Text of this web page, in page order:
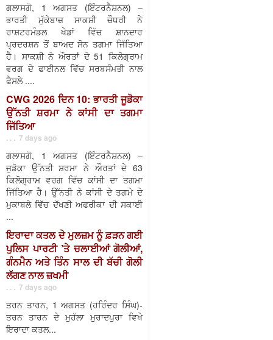
ਗਲਾਸਗੋ, 1 ਅਗਸਤ (ਇੰਟਰਨੈਸ਼ਨਲ) –
ਭਾਰਤੀ ਮੁੱਕੇਬਾਜ਼ ਸਾਕਸ਼ੀ ਚੌਧਰੀ ਨੇ
ਰਾਸ਼ਟਰਮੰਡਲ ਖੇਡਾਂ ਵਿੱਚ ਸ਼ਾਨਦਾਰ
ਪ੍ਰਦਰਸ਼ਨ ਤੋਂ ਬਾਅਦ ਸੋਨ ਤਗਮਾ ਜਿੱਤਿਆ
ਹੈ। ਸਾਕਸ਼ੀ ਨੇ ਔਰਤਾਂ ਦੇ 51 ਕਿਲੋਗ੍ਰਾਮ
ਵਰਗ ਦੇ ਫਾਈਨਲ ਵਿੱਚ ਸਰਬਸੰਮਤੀ ਨਾਲ
ਫੈਸਲੇ ....
CWG 2026 ਦਿਨ 10: ਭਾਰਤੀ ਜੂਡੋਕਾ
ਉੱਨਤੀ ਸ਼ਰਮਾ ਨੇ ਕਾਂਸੀ ਦਾ ਤਗਮਾ
ਜਿੱਤਿਆ
. . . 7 days ago
ਗਲਾਸਗੋ, 1 ਅਗਸਤ (ਇੰਟਰਨੈਸ਼ਨਲ) –
ਜੁਡੋਕਾ ਉੱਨਤੀ ਸ਼ਰਮਾ ਨੇ ਔਰਤਾਂ ਦੇ 63
ਕਿਲੋਗ੍ਰਾਮ ਵਰਗ ਵਿੱਚ ਕਾਂਸੀ ਦਾ ਤਗਮਾ
ਜਿੱਤਿਆ ਹੈ। ਉੱਨਤੀ ਨੇ ਕਾਂਸੀ ਦੇ ਤਗਮੇ ਦੇ
ਮੁਕਾਬਲੇ ਵਿੱਚ ਦੱਖਣੀ ਅਫਰੀਕਾ ਦੀ ਸਕਾਈ
...
ਇਰਾਦਾ ਕਤਲ ਦੇ ਮੁਲਜ਼ਮ ਨੂੰ ਫ਼ੜਨ ਗਈ
ਪੁਲਿਸ ਪਾਰਟੀ ’ਤੇ ਚਲਾਈਆਂ ਗੋਲੀਆਂ,
ਗੰਨਮੈਨ ਅਤੇ ਤਿੰਨ ਸਾਲ ਦੀ ਬੱਚੀ ਗੋਲੀ
ਲੱਗਣ ਨਾਲ ਜ਼ਖਮੀ
. . . 7 days ago
ਤਰਨ ਤਾਰਨ, 1 ਅਗਸਤ (ਹਰਿੰਦਰ ਸਿੰਘ)-
ਤਰਨ ਤਾਰਨ ਦੇ ਮੁਹੱਲਾ ਮੁਰਾਦਪੁਰਾ ਵਿਖੇ
ਇਰਾਦਾ ਕਤਲ...